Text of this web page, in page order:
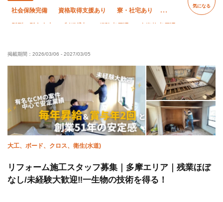
社会保険完備 資格取得支援あり 寮・社宅あり
髪型・髪色自由 制服貸与 経験者優遇 有資格者優遇
年末年始休暇 車・バイク通勤OK
気になる
掲載期間： 2026/03/06 - 2027/03/05
大工、ボード、クロス、衛生(水道)
リフォーム施工スタッフ募集｜多摩エリア｜残業ほぼ
なし/未経験大歓迎‼︎一生物の技術を得る！